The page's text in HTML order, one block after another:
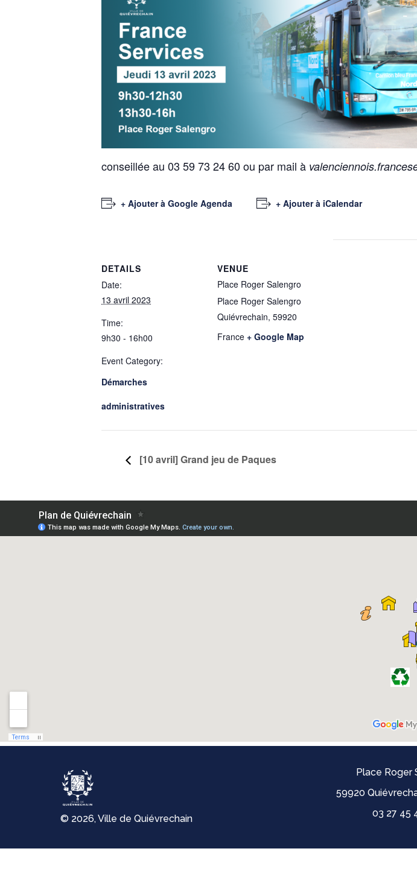
conseillée au 03 59 73 24 60 ou par mail à
+ Ajouter à Google Agenda + Ajouter à iCalendar
DETAILS
Date:
13 avril 2023
Time:
9h30 - 16h00
Event Category:
Démarches
administratives
VENUE
Place Roger Salengro
Place Roger Salengro
Quiévrechain, 59920
France + Google Map
[10 avril] Grand jeu de Paques
© 2026, Ville de Quiévrechain
Place Roger
59920
03 27 45